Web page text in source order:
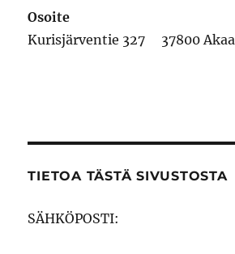
Osoite
Kurisjärventie 327 37800 Akaa
TIETOA TÄSTÄ SIVUSTOSTA
SÄHKÖPOSTI: